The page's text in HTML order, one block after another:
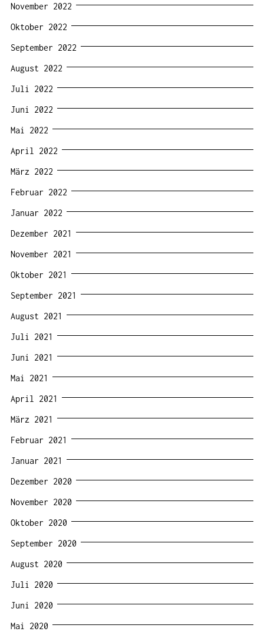
November 2022
Oktober 2022
September 2022
August 2022
Juli 2022
Juni 2022
Mai 2022
April 2022
März 2022
Februar 2022
Januar 2022
Dezember 2021
November 2021
Oktober 2021
September 2021
August 2021
Juli 2021
Juni 2021
Mai 2021
April 2021
März 2021
Februar 2021
Januar 2021
Dezember 2020
November 2020
Oktober 2020
September 2020
August 2020
Juli 2020
Juni 2020
Mai 2020